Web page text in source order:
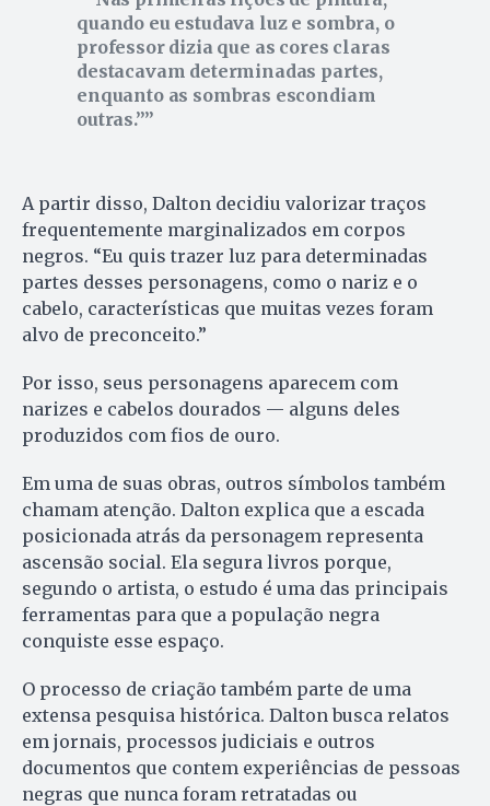
quando eu estudava luz e sombra, o
professor dizia que as cores claras
destacavam determinadas partes,
enquanto as sombras escondiam
outras.”
A partir disso, Dalton decidiu valorizar traços
frequentemente marginalizados em corpos
negros. “Eu quis trazer luz para determinadas
partes desses personagens, como o nariz e o
cabelo, características que muitas vezes foram
alvo de preconceito.”
Por isso, seus personagens aparecem com
narizes e cabelos dourados — alguns deles
produzidos com fios de ouro.
Em uma de suas obras, outros símbolos também
chamam atenção. Dalton explica que a escada
posicionada atrás da personagem representa
ascensão social. Ela segura livros porque,
segundo o artista, o estudo é uma das principais
ferramentas para que a população negra
conquiste esse espaço.
O processo de criação também parte de uma
extensa pesquisa histórica. Dalton busca relatos
em jornais, processos judiciais e outros
documentos que contem experiências de pessoas
negras que nunca foram retratadas ou